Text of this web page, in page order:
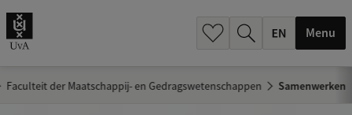
Menu
Faculteit der Maatschappij- en Gedragswetenschappen Samenwerken